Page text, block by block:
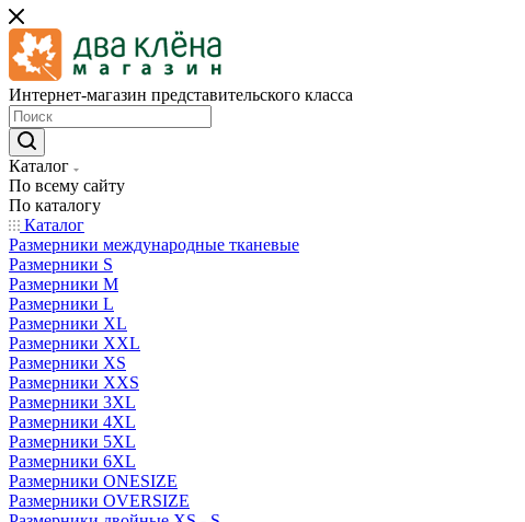
Интернет-магазин представительского класса
Каталог
По всему сайту
По каталогу
Каталог
Размерники международные тканевые
Размерники S
Размерники M
Размерники L
Размерники XL
Размерники XXL
Размерники XS
Размерники XXS
Размерники 3XL
Размерники 4XL
Размерники 5XL
Размерники 6XL
Размерники ONESIZE
Размерники OVERSIZE